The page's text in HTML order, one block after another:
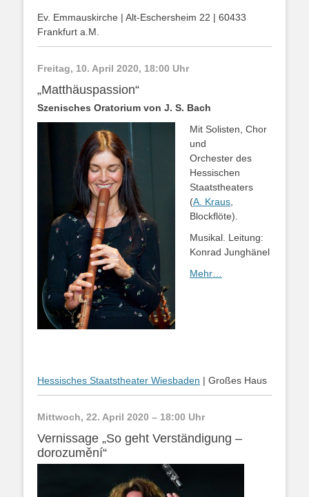
Ev. Emmauskirche | Alt-Eschersheim 22 | 60433
Frankfurt a.M.
Freitag, 10. April 2020, 18:00 Uhr
„Matthäuspassion“
Szenisches Oratorium von J. S. Bach
Mit Solisten, Chor
und
Orchester des
Hessischen
Staatstheaters
(A. Kraus
Blockflöte).
Musikal. Leitung:
Konrad Junghänel
Mehr…
Hessisches Staatstheater Wiesbaden | Großes Haus
Mittwoch, 22. April 2020 – 18:00 Uhr
Vernissage „So geht Verständigung –
dorozumění“